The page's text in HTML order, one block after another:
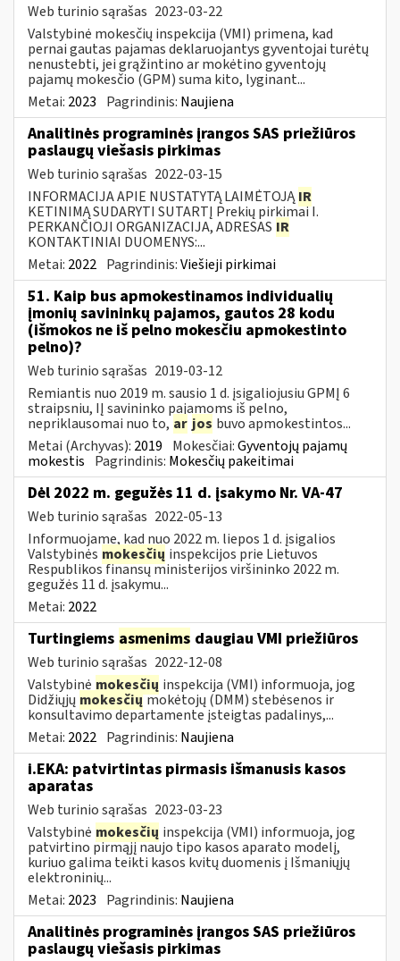
Web turinio sąrašas 2023-03-22
Valstybinė mokesčių inspekcija (VMI) primena, kad
pernai gautas pajamas deklaruojantys gyventojai turėtų
nenustebti, jei grąžintino ar mokėtino gyventojų
pajamų mokesčio (GPM) suma kito, lyginant...
Metai: 2023 Pagrindinis: Naujiena
Analitinės programinės įrangos SAS priežiūros
paslaugų viešasis pirkimas
Web turinio sąrašas 2022-03-15
INFORMACIJA APIE NUSTATYTĄ LAIMĖTOJĄIR
KETINIMĄ SUDARYTI SUTARTĮ Prekių pirkimai I.
PERKANČIOJI ORGANIZACIJA, ADRESAS IR
KONTAKTINIAI DUOMENYS:...
Metai: 2022 Pagrindinis:Viešieji pirkimai
51. Kaip bus apmokestinamos individualių
įmonių savininkų pajamos, gautos 28 kodu
(išmokos ne iš pelno mokesčiu apmokestinto
pelno)?
Web turinio sąrašas 2019-03-12
Remiantis nuo 2019 m. sausio 1 d. įsigaliojusiu GPMĮ 6
straipsniu, IĮ savininko pajamoms iš pelno,
nepriklausomai nuo to, ar jos buvo apmokestintos...
Metai (Archyvas): 2019 Mokesčiai:Gyventojų pajamų
mokestis Pagrindinis: Mokesčių pakeitimai
Dėl 2022 m. gegužės 11 d. įsakymo Nr. VA-47
Web turinio sąrašas 2022-05-13
Informuojame, kad nuo 2022 m. liepos 1 d. įsigalios
Valstybinės mokesčių inspekcijos prie Lietuvos
Respublikos finansų ministerijos viršininko 2022 m.
gegužės 11 d. įsakymu...
Metai: 2022
Turtingiems asmenims daugiau VMI priežiūros
Web turinio sąrašas 2022-12-08
Valstybinė mokesčių inspekcija (VMI) informuoja, jog
Didžiųjų mokesčiųmokėtojų (DMM) stebėsenos ir
konsultavimo departamente įsteigtas padalinys,...
Metai: 2022 Pagrindinis: Naujiena
i.EKA: patvirtintas pirmasis išmanusis kasos
aparatas
Web turinio sąrašas 2023-03-23
Valstybinė mokesčių inspekcija (VMI) informuoja, jog
patvirtino pirmąjį naujo tipo kasos aparato modelį,
kuriuo galima teikti kasos kvitų duomenis į Išmaniųjų
elektroninių...
Metai: 2023 Pagrindinis: Naujiena
Analitinės programinės įrangos SAS priežiūros
paslaugų viešasis pirkimas